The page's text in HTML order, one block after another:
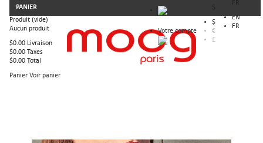
EN
FR
$
€
£
Votre compte
PANIER
Produit (vide)
Aucun produit
$0.00 Livraison
$0.00 Taxes
$0.00 Total
Panier Voir panier